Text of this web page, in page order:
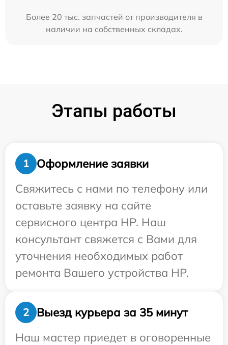
Более 20 тыс. запчастей от производителя в
наличии на собственных складах.
Этапы работы
1
Оформление заявки
Свяжитесь с нами по телефону или
оставьте заявку на сайте
сервисного центра HP. Наш
консультант свяжется с Вами для
уточнения необходимых работ
ремонта Вашего устройства HP.
2
Выезд курьера за 35 минут
Наш мастер приедет в оговоренные